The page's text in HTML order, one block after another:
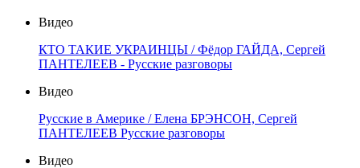
Видео
КТО ТАКИЕ УКРАИНЦЫ / Фёдор ГАЙДА, Сергей
ПАНТЕЛЕЕВ - Русские разговоры
Видео
Русские в Америке / Елена БРЭНСОН, Сергей
ПАНТЕЛЕЕВ Русские разговоры
Видео